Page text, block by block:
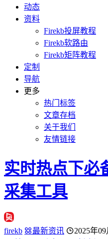
动态
资料
Firekb投屏教程
Firekb软路由
Firekb矩阵教程
定制
导航
更多
热门标签
文章存档
关于我们
友情链接
实时热点下必
采集工具
firekb 最新资讯 2025年09